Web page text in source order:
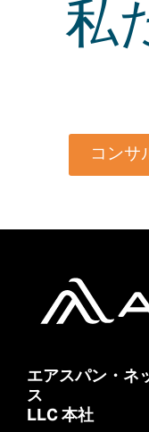
私
コンサ
エアスパン・ネ
ス
LLC 本社